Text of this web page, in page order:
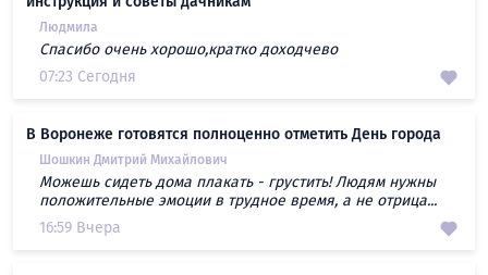
Людмила
Спасибо очень хорошо,кратко доходчево
07:23 Сегодня
В Воронеже готовятся полноценно отметить День города
Шошкин Дмитрий Михайлович
Можешь сидеть дома плакать - грустить! Людям нужны
положительные эмоции в трудное время, а не отрица...
16:59 Вчера